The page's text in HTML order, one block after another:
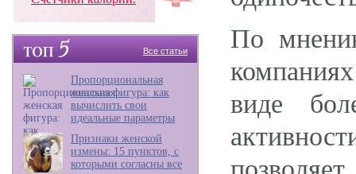
Все статьи
Пропорциональная
женская фигура: как
вычислить свои
идеальные параметры
Признаки женской
измены: 15 пунктов, с
которыми согласны все
По
виде